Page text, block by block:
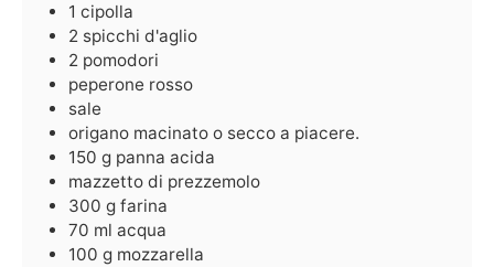
1 cipolla
2 spicchi d'aglio
2 pomodori
peperone rosso
sale
origano macinato o secco a piacere.
150 g panna acida
mazzetto di prezzemolo
300 g farina
70 ml acqua
100 g mozzarella